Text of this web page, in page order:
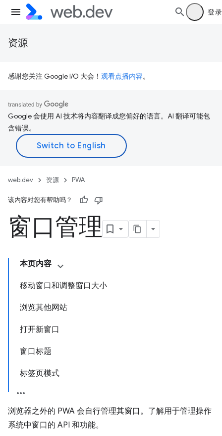
登录
资源
感谢您关注 Google I/O 大会！ 观看点播内容。
Google 会使用 AI 技术将内容翻译成您偏好的语言。AI 翻译可能包
含错误。
web.dev 资源 PWA
该内容对您有帮助吗？
窗口管理
本页内容
移动窗口和调整窗口大小
浏览其他网站
打开新窗口
窗口标题
标签页模式
浏览器之外的 PWA 会自行管理其窗口。了解用于管理操作
系统中窗口的 API 和功能。